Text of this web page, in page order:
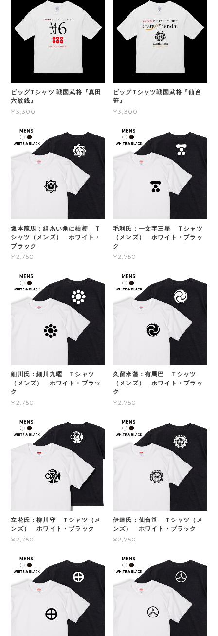
ビッグTシャツ 戦国武将『真田
六紋銭』
¥3,300
ビッグTシャツ戦国武将『仙台
笹』
¥3,300
坂本龍馬：組あい角に桔梗 Ｔ
シャツ（メンズ） ホワイト・
ブラック
¥2,750
毛利氏：一文字三星 Ｔシャツ
（メンズ） ホワイト・ブラッ
ク
¥2,750
細川氏：細川九曜 Ｔシャツ
（メンズ） ホワイト・ブラッ
ク
¥2,750
久留米藩：有馬巴 Ｔシャツ
（メンズ） ホワイト・ブラッ
ク
¥2,750
立花氏：柳川守 Ｔシャツ（メ
ンズ） ホワイト・ブラック
¥2,750
伊達氏：仙台笹 Ｔシャツ（メ
ンズ） ホワイト・ブラック
¥2,750